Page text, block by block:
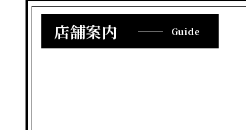
店舗案内 Guide